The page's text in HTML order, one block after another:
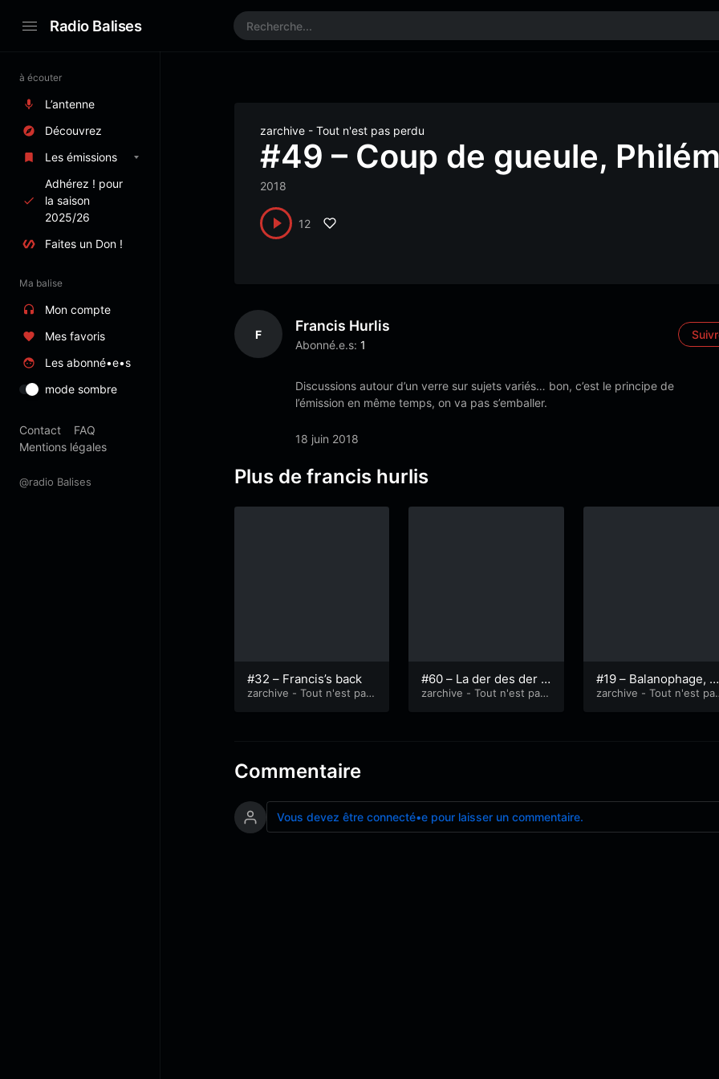
Radio Balises
à écouter
L’antenne
Découvrez
Les émissions
Adhérez ! pour
la saison
2025/26
Faites un Don !
Ma balise
Mon compte
Mes favoris
Les abonné•e•s
mode sombre
Contact
FAQ
Mentions légales
@radio Balises
zarchive - Tout n'est pas perdu
#49 – Coup de gueule,
2018
12
F Francis Hurlis
Abonné.e.s: 1
Discussions autour d’un verre sur sujets variés… bon, c’est le principe de
l’émission en même temps, on va pas s’emballer.
18 juin 2018
Plus de francis hurlis
#32 – Francis’s back
zarchive - Tout n'est pas
#60 – La der des der –
partie 1
zarchive - Tout n'est pas
#19 – Balanophage, ho
roscope et luminaires
zarchive - Tout n'est pas
Commentaire
Vous devez être connecté•e pour laisser un commentaire.